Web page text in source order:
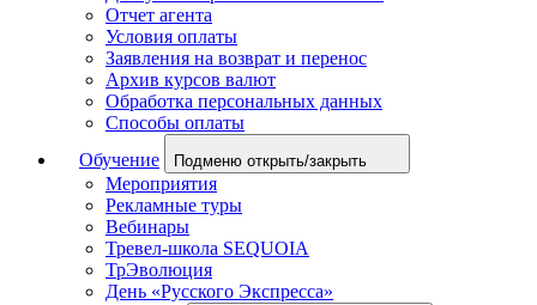
Отчет агента
Условия оплаты
Заявления на возврат и перенос
Архив курсов валют
Обработка персональных данных
Способы оплаты
Обучение
Подменю открыть/закрыть
Мероприятия
Рекламные туры
Вебинары
Тревел-школа SEQUOIA
ТрЭволюция
День «Русского Экспресса»